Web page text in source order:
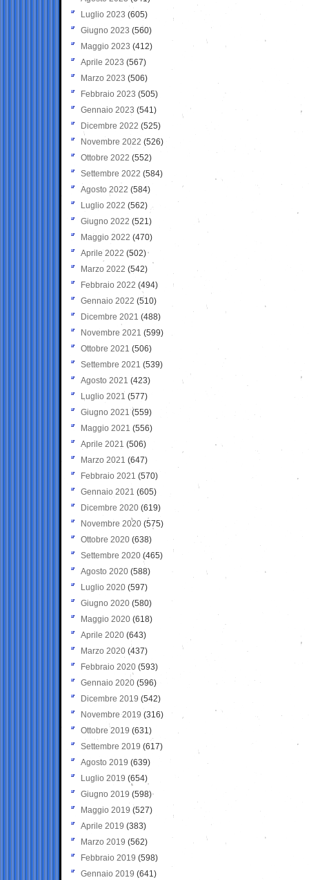
Luglio 2023 (605)
Giugno 2023 (560)
Maggio 2023 (412)
Aprile 2023 (567)
Marzo 2023 (506)
Febbraio 2023 (505)
Gennaio 2023 (541)
Dicembre 2022 (525)
Novembre 2022 (526)
Ottobre 2022 (552)
Settembre 2022 (584)
Agosto 2022 (584)
Luglio 2022 (562)
Giugno 2022 (521)
Maggio 2022 (470)
Aprile 2022 (502)
Marzo 2022 (542)
Febbraio 2022 (494)
Gennaio 2022 (510)
Dicembre 2021 (488)
Novembre 2021 (599)
Ottobre 2021 (506)
Settembre 2021 (539)
Agosto 2021 (423)
Luglio 2021 (577)
Giugno 2021(559)
Maggio 2021 (556)
Aprile 2021 (506)
Marzo 2021 (647)
Febbraio 2021 (570)
Gennaio 2021 (605)
Dicembre 2020 (619)
Novembre 2020 (575)
Ottobre 2020 (638)
Settembre 2020(465)
Agosto 2020 (588)
Luglio 2020 (597)
Giugno 2020 (580)
Maggio 2020 (618)
Aprile 2020 (643)
Marzo 2020 (437)
Febbraio 2020 (593)
Gennaio 2020 (596)
Dicembre 2019 (542)
Novembre 2019 (316)
Ottobre 2019 (631)
Settembre 2019 (617)
Agosto 2019 (639)
Luglio 2019 (654)
Giugno 2019 (598)
Maggio 2019 (527)
Aprile 2019 (383)
Marzo 2019 (562)
Febbraio 2019 (598)
Gennaio 2019 (641)